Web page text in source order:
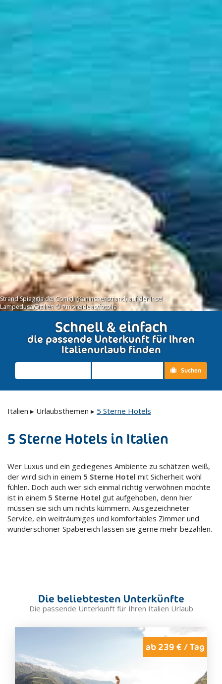
Strand Spiaggia dei Conigli (Kaninchenstrand) auf der Insel
Lampedusa/Sizilien © #moreideas/fotolia
Schnell & einfach
die passende Unterkunft für Ihren
Italienurlaub finden
Suchen
Italien ▸ Urlaubsthemen ▸ 5 Sterne Hotels
5 Sterne Hotels in Italien
Wer Luxus und ein gediegenes Ambiente zu schätzen weiß,
der wird sich in einem 5 Sterne Hotel mit Sicherheit wohl
fühlen. Doch auch wer sich einmal richtig verwöhnen möchte
ist in einem 5 Sterne Hotel gut aufgehoben, denn hier
müssen sie sich um nichts kümmern. Ausgezeichneter
Service, ein weiträumiges und komfortables Zimmer und
wunderschöner Spabereich lassen sie gerne mehr bezahlen.
Die beliebtesten Unterkünfte
Die passende Unterkunft für Ihren Italien Urlaub
ab 239 € / Tag